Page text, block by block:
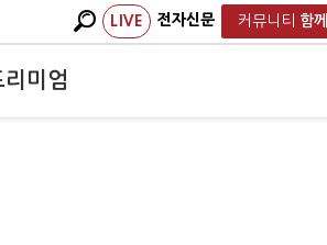
LIVE 전자신문 커뮤니티 함께
리미엄